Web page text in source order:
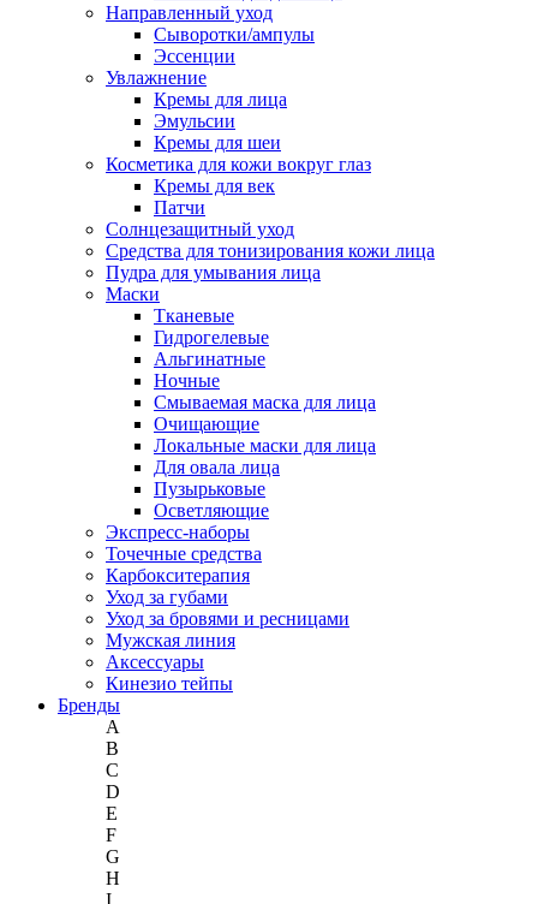
Направленный уход
Сыворотки/ампулы
Эссенции
Увлажнение
Кремы для лица
Эмульсии
Кремы для шеи
Косметика для кожи вокруг глаз
Кремы для век
Патчи
Солнцезащитный уход
Средства для тонизирования кожи лица
Пудра для умывания лица
Маски
Тканевые
Гидрогелевые
Альгинатные
Ночные
Смываемая маска для лица
Очищающие
Локальные маски для лица
Для овала лица
Пузырьковые
Осветляющие
Экспресс-наборы
Точечные средства
Карбокситерапия
Уход за губами
Уход за бровями и ресницами
Мужская линия
Аксессуары
Кинезио тейпы
Бренды
A
B
C
D
E
F
G
H
I